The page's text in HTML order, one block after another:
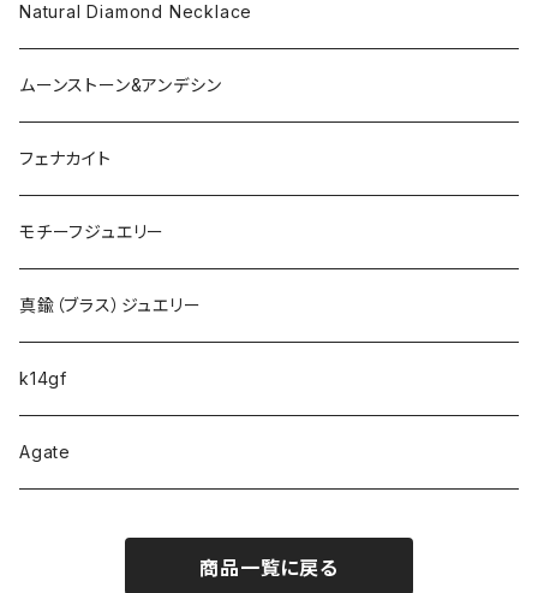
Natural Diamond Necklace
ムーンストーン&アンデシン
フェナカイト
モチーフジュエリー
真鍮（ブラス）ジュエリー
k14gf
Agate
商品一覧に戻る